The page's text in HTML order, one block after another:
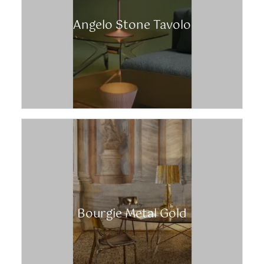
Angelo Stone Tavolo
Bourgie Metal Gold